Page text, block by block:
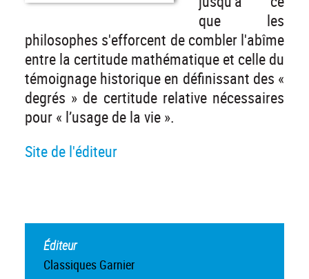
que les
philosophes s'efforcent de combler l'abîme
entre la certitude mathématique et celle du
témoignage historique en définissant des «
degrés » de certitude relative nécessaires
pour « l’usage de la vie ».
Site de l'éditeur
Éditeur
Classiques Garnier